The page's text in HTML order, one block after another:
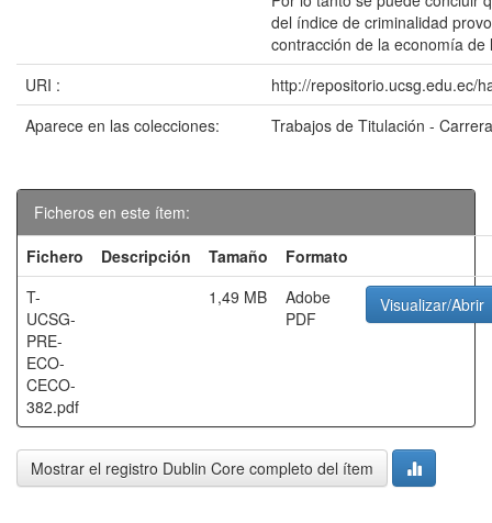
del índice de criminalidad
contracción de la economía de
URI :
http://repositorio.ucsg.edu.ec/
Aparece en las colecciones:
Trabajos de Titulación -
Ficheros en este ítem:
Fichero
Descripción Tamaño
Formato
T-
UCSG-
PRE-
ECO-
CECO-
382.pdf
1,49 MB
Adobe
PDF
Visualizar/Abrir
Mostrar el registro Dublin Core completo del ítem